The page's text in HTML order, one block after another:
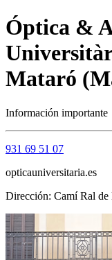
Óptica &
Mataró
Información importante
931 69 51 07
opticauniversitaria.es
Dirección: Camí Ral